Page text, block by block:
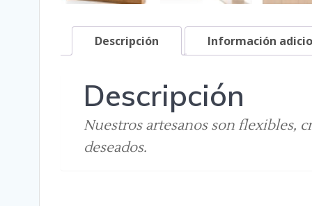
Descripción Información
Descripción
Nuestros artesanos son flexibles,
deseados.